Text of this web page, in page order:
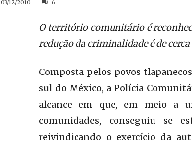
03/12/2010 6
O território comunitário é
redução da criminalidade é de cerca
Composta pelos povos
sul do México, a Polícia
alcance em que, em meio a
comunidades, conseguiu se
reivindicando o exercício da